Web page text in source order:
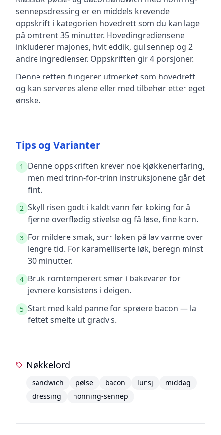
sennepsdressing er en middels krevende
oppskrift i kategorien hovedrettsom du kan lage
på omtrent 35 minutter. Hovedingrediensene
inkluderer majones, hvit eddik, gul sennep og 2
andre ingredienser. Oppskriften gir4 porsjoner.
Denne retten fungerer utmerket som hovedrett
og kan serveres alene eller med tilbehør etter eget
ønske.
Tips og Varianter
1
Denne oppskriften krever noe kjøkkenerfaring,
men med trinn-for-trinn instruksjonene går det
fint.
2 Skyll risen godt i kaldt vann før koking for å
fjerne overflødig stivelse og få løse, fine korn.
3 For mildere smak, surr løken på lav varme over
lengre tid. For karamelliserte løk, beregn minst
30 minutter.
4 Bruk romtemperert smør i bakevarer for
jevnere konsistens i deigen.
5 Start med kald panne for sprøere bacon — la
fettet smelte ut gradvis.
Nøkkelord
sandwich pølse bacon lunsj
middag
dressing
honning-sennep